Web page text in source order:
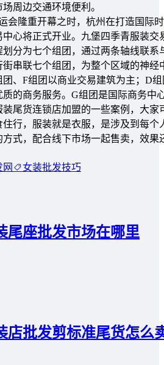
周边交通环境便利。
会隆重开幕之时，杭州在打造国际
心将正式开业。九堡四季青服装交
分为七个组团，通过两条轴线联
串联七个组团，为整个区域的神
、F组团以商业交易建筑为主；D
的商务服务。G组团是国际商务中
尾货连锁店加盟的一些案例，大
行，服装就是衣服，是涉及到每
式，配合线下市场一起售卖，效果
女装批发技巧
尾座批发市场在哪里
店批发剪标准尾货怎么